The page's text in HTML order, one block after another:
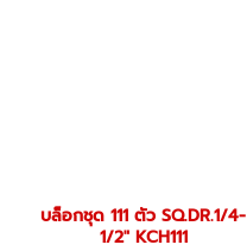
บล็อกชุด 111 ตัว SQ.DR.1/4-
1/2" KCH111